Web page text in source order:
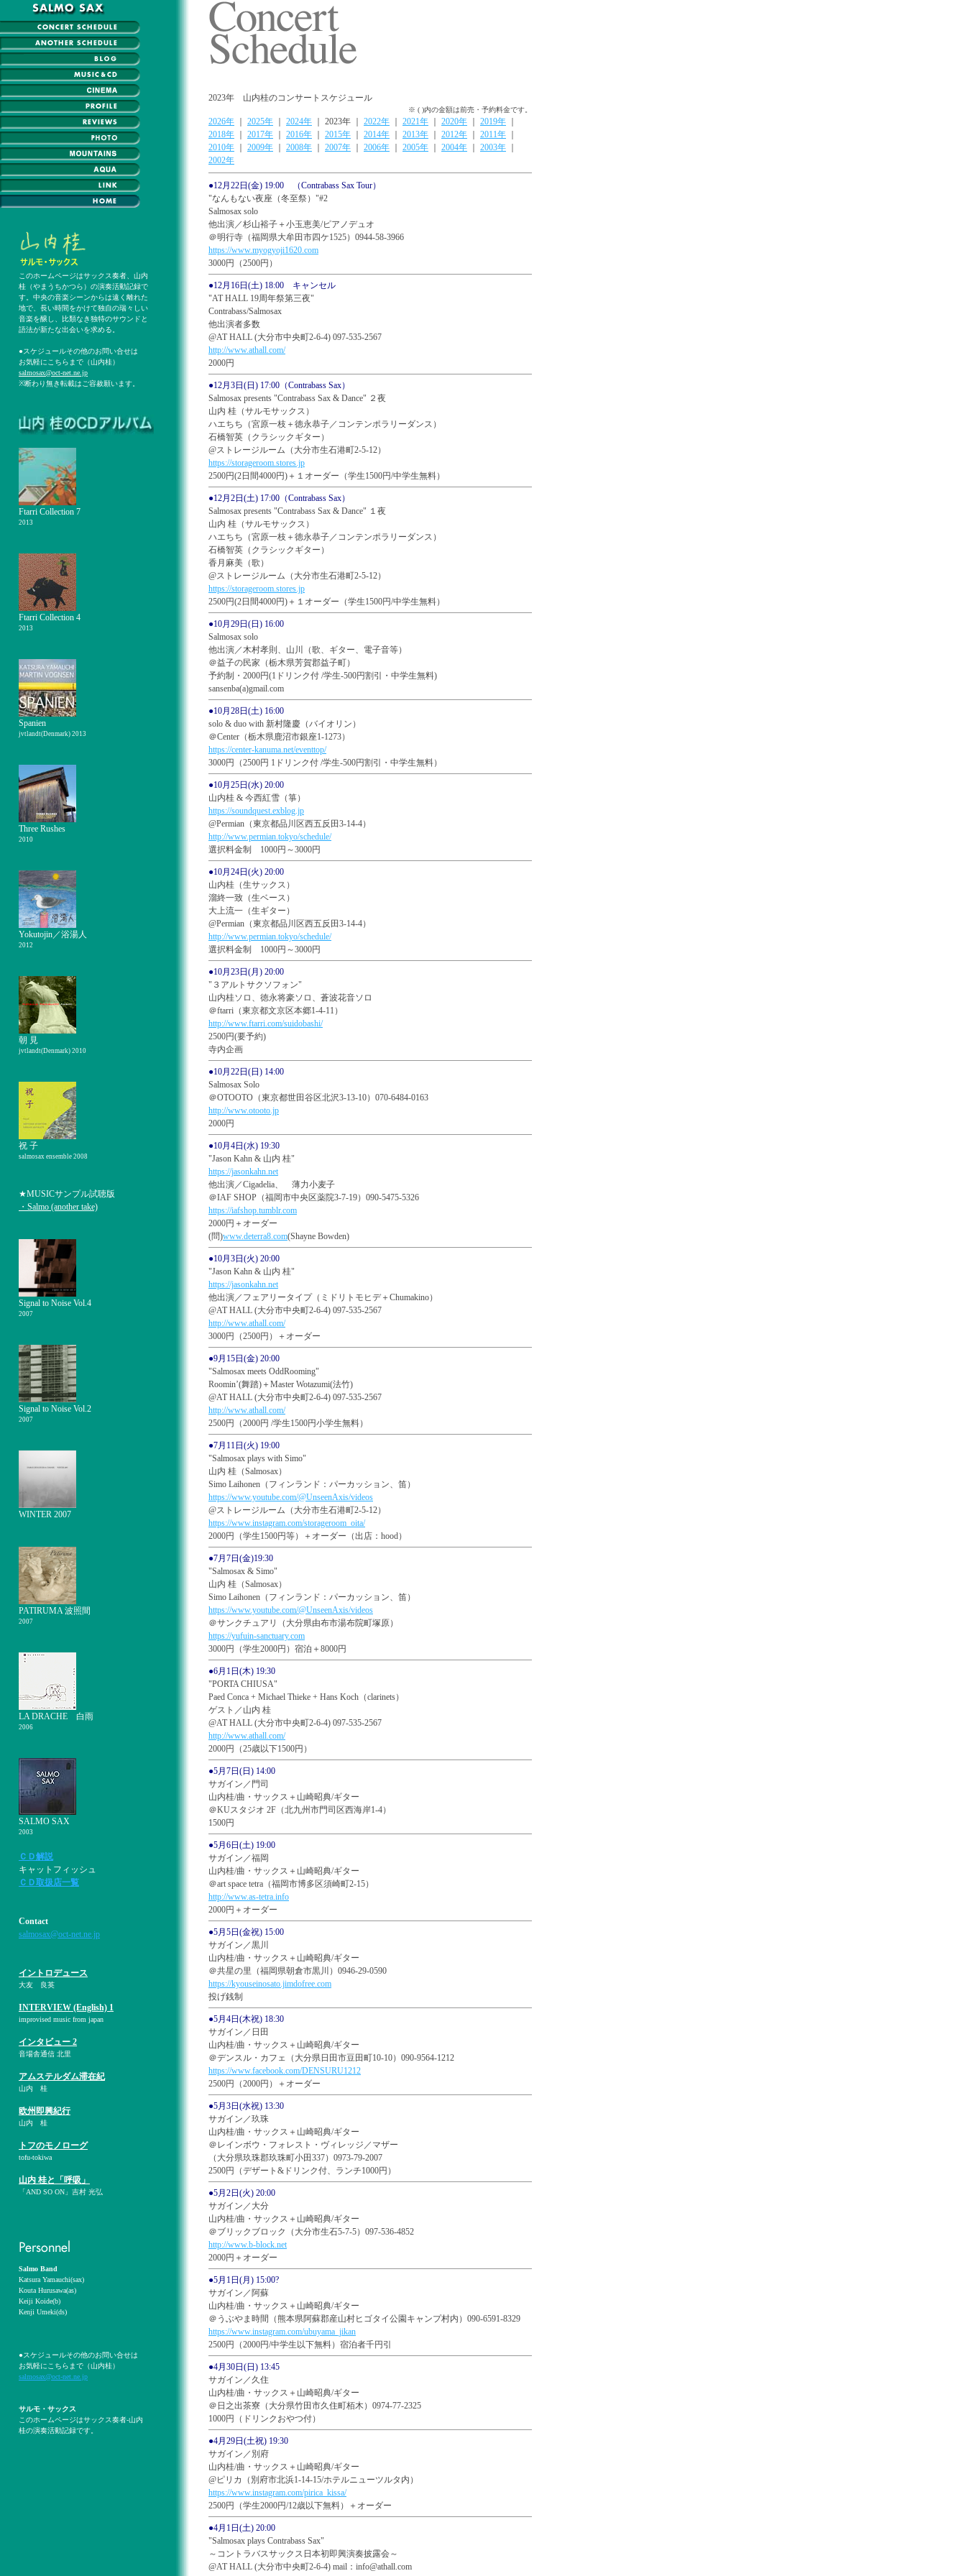
このホームページはサックス奏者、山内
桂（やまうちかつら）の演奏活動記録で
す。中央の音楽シーンからは遠く離れた
地で、長い時間をかけて独自の瑞々しい
音楽を醸し、比類なき独特のサウンドと
語法が新たな出会いを求める。
●スケジュールその他のお問い合せは
お気軽にこちらまで（山内桂）
salmosax@oct-net.ne.jp
※断わり無き転載はご容赦願います。
Ftarri Collection 7
2013
Ftarri Collection 4
2013
Spanien
jvtlandt(Denmark) 2013
Three Rushes
2010
Yokutojin／浴湯人
2012
朝 見
jvtlandt(Denmark) 2010
祝 子
salmosax ensemble 2008
★MUSICサンプル試聴版
・Salmo (another take)
Signal to Noise Vol.4
2007
Signal to Noise Vol.2
2007
WINTER 2007
PATIRUMA 波照間
2007
LA DRACHE 白雨
2006
SALMO SAX
2003
ＣＤ解説
キャットフィッシュ
ＣＤ取扱店一覧
Contact
salmosax@oct-net.ne.jp
イントロデュース
大友 良英
INTERVIEW (English) 1
improvised music from japan
インタビュー 2
音場舎通信 北里
アムステルダム滞在紀
山内 桂
欧州即興紀行
山内 桂
トフのモノローグ
tofu-tokiwa
山内 桂と「呼吸」
「AND SO ON」吉村 光弘
Salmo Band
Katsura Yamauchi(sax)
Kouta Hurusawa(as)
Keiji Koide(b)
Kenji Umeki(ds)
●スケジュールその他のお問い合せは
お気軽にこちらまで（山内桂）
salmosax@oct-net.ne.jp
サルモ・サックス
このホームページはサックス奏者-山内
桂の演奏活動記録です。
2023年 山内桂のコンサートスケジュール
※ ( )内の金額は前売・予約料金です。
2026年 2025年 2024年 ｜ 2023年 ｜ 2022年 2021年 2020年 2019年
2018年
2017年 2016年 2015年 2014年 2013年 2012年 2011年
2010年
2009年 2008年 2007年 2006年 2005年 2004年 2003年
2002年
●12月22日(金) 19:00 （Contrabass Sax Tour）
"なんもない夜座（冬至祭）"#2
Salmosax solo
他出演／杉山裕子＋小玉恵美/ピアノデュオ
＠明行寺（福岡県大牟田市四ケ1525）0944-58-3966
https://www.myogyoji1620.com
3000円（2500円）
●12月16日(土) 18:00 キャンセル
"AT HALL 19周年祭第三夜"
Contrabass/Salmosax
他出演者多数
@AT HALL (大分市中央町2-6-4) 097-535-2567
http://www.athall.com/
2000円
●12月3日(日) 17:00（Contrabass Sax）
Salmosax presents "Contrabass Sax & Dance" ２夜
山内 桂（サルモサックス）
ハエちち（宮原一枝＋徳永恭子／コンテンポラリーダンス）
石橋智英（クラシックギター）
@ストレージルーム（大分市生石港町2-5-12）
https://storageroom.stores.jp
2500円(2日間4000円)＋１オーダー（学生1500円/中学生無料）
●12月2日(土) 17:00（Contrabass Sax）
Salmosax presents "Contrabass Sax & Dance" １夜
山内 桂（サルモサックス）
ハエちち（宮原一枝＋徳永恭子／コンテンポラリーダンス）
石橋智英（クラシックギター）
香月麻美（歌）
@ストレージルーム（大分市生石港町2-5-12）
https://storageroom.stores.jp
2500円(2日間4000円)＋１オーダー（学生1500円/中学生無料）
●10月29日(日) 16:00
Salmosax solo
他出演／木村孝則、山川（歌、ギター、電子音等）
＠益子の民家（栃木県芳賀郡益子町）
予約制・2000円(1ドリンク付 /学生-500円割引・中学生無料)
sansenba(a)gmail.com
●10月28日(土) 16:00
solo & duo with 新村隆慶（バイオリン）
＠Center（栃木県鹿沼市銀座1-1273）
https://center-kanuma.net/eventtop/
3000円（2500円 1ドリンク付 /学生-500円割引・中学生無料）
●10月25日(水) 20:00
山内桂 & 今西紅雪（箏）
https://soundquest.exblog.jp
@Permian（東京都品川区西五反田3-14-4）
http://www.permian.tokyo/schedule/
選択料金制 1000円～3000円
●10月24日(火) 20:00
山内桂（生サックス）
溜終一致（生ベース）
大上流一（生ギター）
@Permian（東京都品川区西五反田3-14-4）
http://www.permian.tokyo/schedule/
選択料金制 1000円～3000円
●10月23日(月) 20:00
"３アルトサクソフォン"
山内桂ソロ、徳永将豪ソロ、蒼波花音ソロ
＠ftarri（東京都文京区本郷1-4-11）
http://www.ftarri.com/suidobashi/
2500円(要予約)
寺内企画
●10月22日(日) 14:00
Salmosax Solo
＠OTOOTO（東京都世田谷区北沢3-13-10）070-6484-0163
http://www.otooto.jp
2000円
●10月4日(水) 19:30
"Jason Kahn & 山内 桂"
https://jasonkahn.net
他出演／Cigadelia、 薄力小麦子
＠IAF SHOP（福岡市中央区薬院3-7-19）090-5475-5326
https://iafshop.tumblr.com
2000円＋オーダー
(問)www.deterra8.com(Shayne Bowden)
●10月3日(火) 20:00
"Jason Kahn & 山内 桂"
https://jasonkahn.net
他出演／フェアリータイプ（ミドリトモヒデ＋Chumakino）
@AT HALL (大分市中央町2-6-4) 097-535-2567
http://www.athall.com/
3000円（2500円）＋オーダー
●9月15日(金) 20:00
"Salmosax meets OddRooming"
Roomin’(舞踏)＋Master Wotazumi(法竹)
@AT HALL (大分市中央町2-6-4) 097-535-2567
http://www.athall.com/
2500円（2000円 /学生1500円小学生無料）
●7月11日(火) 19:00
"Salmosax plays with Simo"
山内 桂（Salmosax）
Simo Laihonen（フィンランド：パーカッション、笛）
https://www.youtube.com/@UnseenAxis/videos
@ストレージルーム（大分市生石港町2-5-12）
https://www.instagram.com/storageroom_oita/
2000円（学生1500円等）＋オーダー（出店：hood）
●7月7日(金)19:30
"Salmosax & Simo"
山内 桂（Salmosax）
Simo Laihonen（フィンランド：パーカッション、笛）
https://www.youtube.com/@UnseenAxis/videos
＠サンクチュアリ（大分県由布市湯布院町塚原）
https://yufuin-sanctuary.com
3000円（学生2000円）宿泊＋8000円
●6月1日(木) 19:30
"PORTA CHIUSA"
Paed Conca + Michael Thieke + Hans Koch（clarinets）
ゲスト／山内 桂
@AT HALL (大分市中央町2-6-4) 097-535-2567
http://www.athall.com/
2000円（25歳以下1500円）
●5月7日(日) 14:00
サガイン／門司
山内桂/曲・サックス＋山崎昭典/ギター
＠KUスタジオ 2F（北九州市門司区西海岸1-4）
1500円
●5月6日(土) 19:00
サガイン／福岡
山内桂/曲・サックス＋山崎昭典/ギター
＠art space tetra（福岡市博多区須崎町2-15）
http://www.as-tetra.info
2000円＋オーダー
●5月5日(金祝) 15:00
サガイン／黒川
山内桂/曲・サックス＋山崎昭典/ギター
＠共星の里（福岡県朝倉市黒川）0946-29-0590
https://kyouseinosato.jimdofree.com
投げ銭制
●5月4日(木祝) 18:30
サガイン／日田
山内桂/曲・サックス＋山崎昭典/ギター
＠デンスル・カフェ（大分県日田市豆田町10-10）090-9564-1212
https://www.facebook.com/DENSURU1212
2500円（2000円）＋オーダー
●5月3日(水祝) 13:30
サガイン／玖珠
山内桂/曲・サックス＋山崎昭典/ギター
＠レインボウ・フォレスト・ヴィレッジ／マザー
（大分県玖珠郡玖珠町小田337）0973-79-2007
2500円（デザート&ドリンク付、ランチ1000円）
●5月2日(火) 20:00
サガイン／大分
山内桂/曲・サックス＋山崎昭典/ギター
＠ブリックブロック（大分市生石5-7-5）097-536-4852
http://www.b-block.net
2000円＋オーダー
●5月1日(月) 15:00?
サガイン／阿蘇
山内桂/曲・サックス＋山崎昭典/ギター
＠うぶやま時間（熊本県阿蘇郡産山村ヒゴタイ公園キャンプ村内）090-6591-8329
https://www.instagram.com/ubuyama_jikan
2500円（2000円/中学生以下無料）宿泊者千円引
●4月30日(日) 13:45
サガイン／久住
山内桂/曲・サックス＋山崎昭典/ギター
＠日之出茶寮（大分県竹田市久住町栢木）0974-77-2325
1000円（ドリンクおやつ付）
●4月29日(土祝) 19:30
サガイン／別府
山内桂/曲・サックス＋山崎昭典/ギター
@ピリカ（別府市北浜1-14-15/ホテルニューツルタ内）
https://www.instagram.com/pirica_kissa/
2500円（学生2000円/12歳以下無料）＋オーダー
●4月1日(土) 20:00
"Salmosax plays Contrabass Sax"
～コントラバスサックス日本初即興演奏披露会～
@AT HALL (大分市中央町2-6-4) mail：info@athall.com